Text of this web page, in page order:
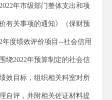
年市级部门整体支出和项
有关事项的通知》（保财预
年度绩效评价项目--社会信用
绕2022年预算制定的社会信
效目标，组织相关科室对所
自评，并附相关佐证材料提